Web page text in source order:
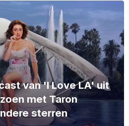
van 'I Love LA' uit
met Taron
sterren